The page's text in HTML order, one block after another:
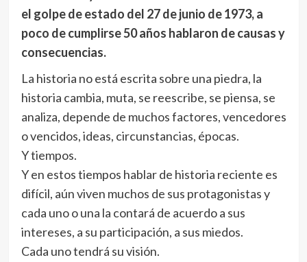
el golpe de estado del 27 de junio de 1973, a
poco de cumplirse 50 años hablaron de causas y
consecuencias.
La historia no está escrita sobre una piedra, la
historia cambia, muta, se reescribe, se piensa, se
analiza, depende de muchos factores, vencedores
o vencidos, ideas, circunstancias, épocas.
Y tiempos.
Y en estos tiempos hablar de historia reciente es
difícil, aún viven muchos de sus protagonistas y
cada uno o una la contará de acuerdo a sus
intereses, a su participación, a sus miedos.
Cada uno tendrá su visión.